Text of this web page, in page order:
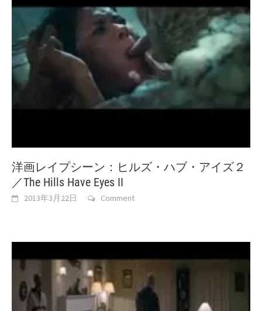
洋画レイプシーン：ヒルズ・ハブ・アイズ２
／The Hills Have Eyes II
2013年3月22日 Comment